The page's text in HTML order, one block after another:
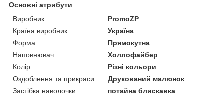
Основні атрибути
Виробник
PromoZP
Країна виробник
Україна
Форма
Прямокутна
Наповнювач
Холлофайбер
Колір
Різні кольори
Оздоблення та прикраси
Друкований малюнок
Застібка наволочки
потайна блискавка